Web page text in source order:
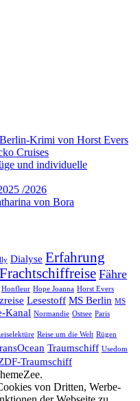
Krimi von Horst Evers
Cruises
und individuelle
/2026
von Bora
Dialyse Erfahrung
Frachtschiffreise Fähre
Honfleur Hope Joanna Horst Evers
Lesestoff MS Berlin MS
Kanal Normandie Ostsee Paris
Reise um die Welt Rügen
Traumschiff Usedom
Traumschiff
von Dritten, Werbe-